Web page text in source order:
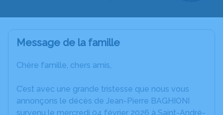
Message de la famille
Chère famille, chers amis,
C’est avec une grande tristesse que nous vous
annonçons le décès de Jean-Pierre BAGHIONI
survenu le mercredi 04 février 2026 à Saint-André-